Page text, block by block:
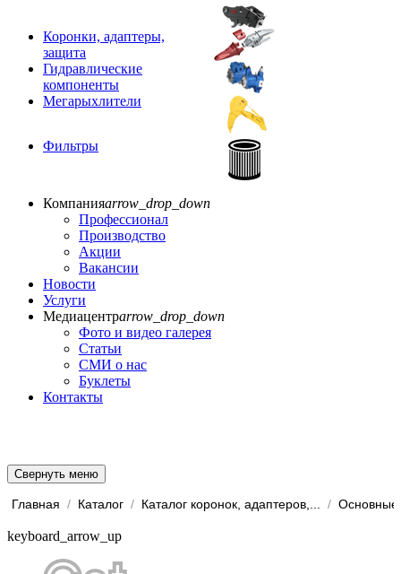
Коронки, адаптеры,
защита
Гидравлические
компоненты
Мегарыхлители
Фильтры
Компанияarrow_drop_down
Профессионал
Производство
Акции
Вакансии
Новости
Услуги
Медиацентрarrow_drop_down
Фото и видео галерея
Статьи
СМИ о нас
Буклеты
Контакты
Свернуть меню
Главная / Каталог / Каталог коронок, адаптеров,... / Основные
keyboard_arrow_up